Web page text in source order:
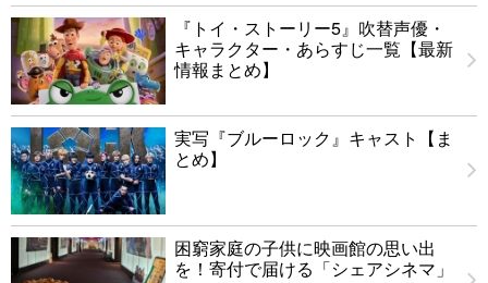
『トイ・ストーリー5』吹替声優・
キャラクター・あらすじ一覧【最新
情報まとめ】
実写『ブルーロック』キャスト【ま
とめ】
困窮家庭の子供に映画館の思い出
を！寄付で届ける「シェアシネマ」